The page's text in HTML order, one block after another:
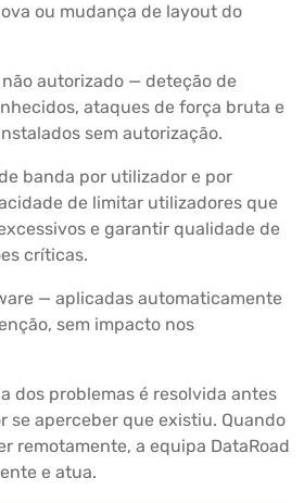
ou mudança de layout do
autorizado — deteção de
ataques de força bruta e
sem autorização.
banda por utilizador e por
de limitar utilizadores que
e garantir qualidade de
críticas.
— aplicadas automaticamente
sem impacto nos
dos problemas é resolvida antes
se aperceber que existiu. Quando
remotamente, a equipa DataRoad
e atua.